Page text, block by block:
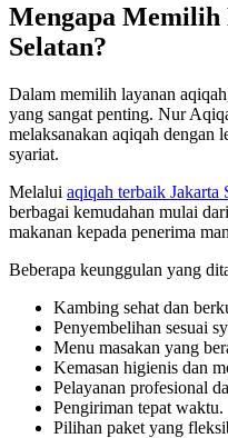
Mengapa
Selatan?
Dalam memilih layanan
yang sangat penting. Nur
melaksanakan aqiqah dengan
syariat.
Melalui aqiqah terbaik Jakarta
berbagai kemudahan mulai
makanan kepada penerima
Beberapa keunggulan yang
Kambing sehat dan
Penyembelihan sesuai
Menu masakan yang
Kemasan higienis dan
Pelayanan profesional
Pengiriman tepat waktu.
Pilihan paket yang